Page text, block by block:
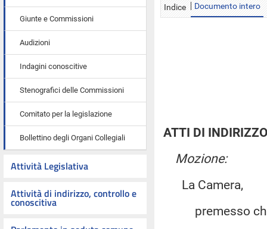
Giunte e Commissioni
Audizioni
Indagini conoscitive
Stenografici delle Commissioni
Comitato per la legislazione
Bollettino degli Organi Collegiali
Attività Legislativa
Attività di indirizzo, controllo e
conoscitiva
Indice Documento intero
ATTI DI
Mozione:
La Camera,
premesso